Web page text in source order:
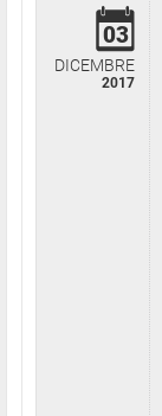
03
DICEMBRE
2017